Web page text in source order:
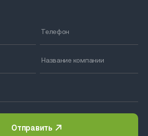
Отправить